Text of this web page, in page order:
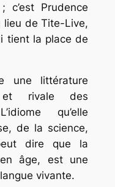
Prudence
lieu de Tite-Live,
tient la place de
une littérature
et rivale des
qu’elle
de la science,
dire que la
âge, est une
vivante.